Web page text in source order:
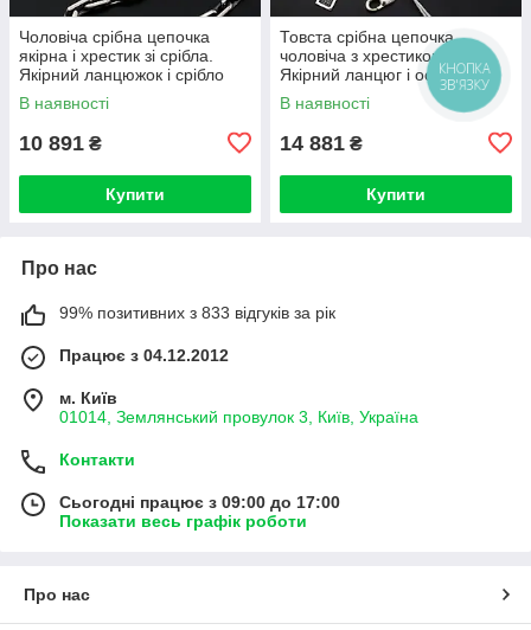
Чоловіча срібна цепочка
якірна і хрестик зі срібла.
Якірний ланцюжок і срібло
кулон 55 см
В наявності
10 891 ₴
Купити
Товста срібна цепочка
чоловіча з хрестиком.
Якірний ланцюг і освячений
кулон хрест срібло 925.
Довжина 55 см
В наявності
14 881 ₴
Купити
Про нас
99% позитивних з 833 відгуків за рік
Працює з 04.12.2012
м. Київ
01014, Землянський провулок 3, Київ, Україна
Контакти
Сьогодні працює з 09:00 до 17:00
Показати весь графік роботи
Про нас
КНОПКА
ЗВ'ЯЗКУ